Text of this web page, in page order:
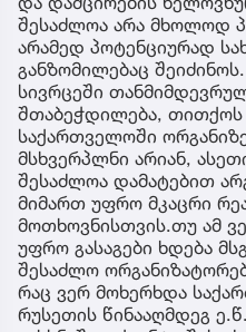
შესაძლოა არა მხოლოდ
არამედ პოტენციურად
განზომილებაც
სივრცეში
შთაბეჭდილება, თითქოს
საქართველოში
მსხვერპლნი არიან,
შესაძლოა დამატებით
მიმართ უფრო მკაცრი
მოთხოვნისთვის.თუ ამ
უფრო გასაგები ხდება
შესაძლო
რაც ვერ მოხერხდა
რუსეთის წინააღმდეგ